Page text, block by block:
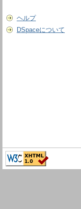
ヘルプ
DSpaceについて